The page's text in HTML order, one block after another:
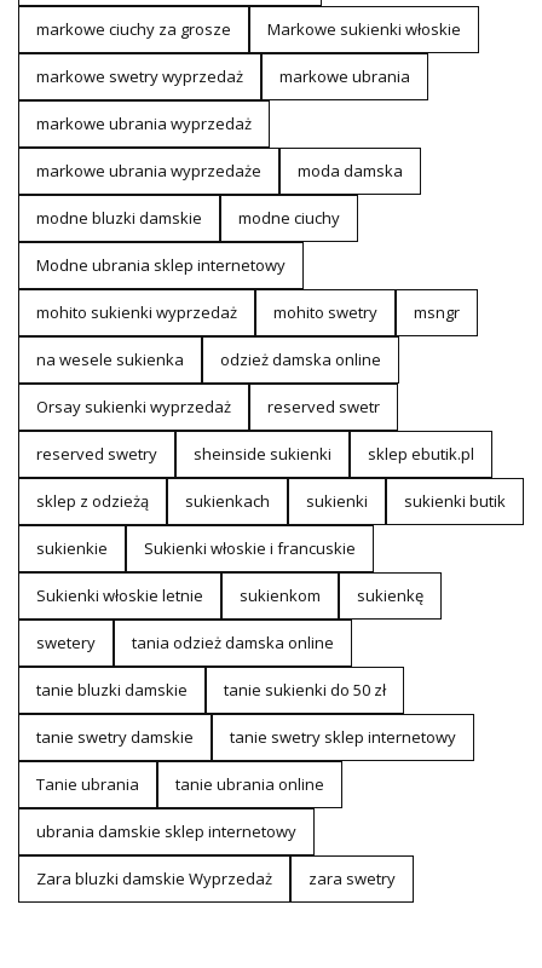
markowe ciuchy za grosze Markowe sukienki włoskie
markowe swetry wyprzedaż markowe ubrania
markowe ubrania wyprzedaż
markowe ubrania wyprzedaże moda damska
modne bluzki damskie modne ciuchy
Modne ubrania sklep internetowy
mohito sukienki wyprzedaż mohito swetry msngr
na wesele sukienka odzież damska online
Orsay sukienki wyprzedaż reserved swetr
reserved swetry sheinside sukienki sklep ebutik.pl
sklep z odzieżą sukienkach sukienki sukienki butik
sukienkie Sukienki włoskie i francuskie
Sukienki włoskie letnie sukienkom sukienkę
swetery tania odzież damska online
tanie bluzki damskie tanie sukienki do 50 zł
tanie swetry damskie tanie swetry sklep internetowy
Tanie ubrania tanie ubrania online
ubrania damskie sklep internetowy
Zara bluzki damskie Wyprzedaż zara swetry